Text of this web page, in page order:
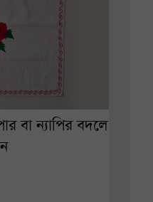
বা ন্যাপির বদলে